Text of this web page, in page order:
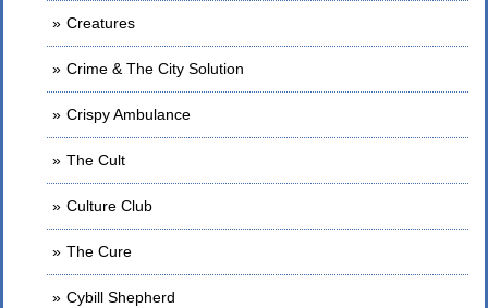
Creatures
Crime & The City Solution
Crispy Ambulance
The Cult
Culture Club
The Cure
Cybill Shepherd